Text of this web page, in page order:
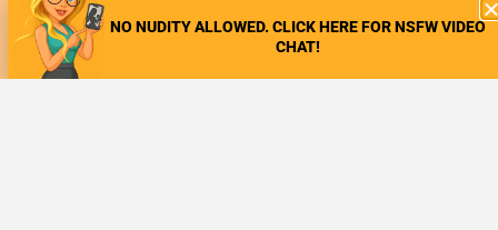
volwassenen gerichte inhoud. Zorg er wel voor
dat je je goed voelt bij de aard van het werk
voordat je voor deze optie kiest.
NO NUDITY ALLOWED. CLICK HERE FOR NSFW VIDEO
CHAT!